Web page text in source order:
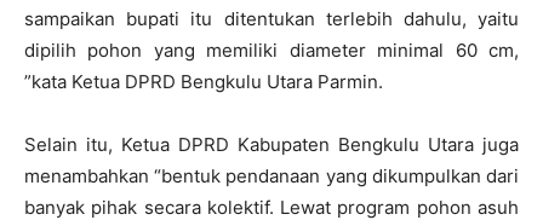
sampaikan bupati itu ditentukan terlebih dahulu, yaitu
dipilih pohon yang memiliki diameter minimal 60 cm,
”kata Ketua DPRD Bengkulu Utara Parmin.
Selain itu, Ketua DPRD Kabupaten Bengkulu Utara juga
menambahkan “bentuk pendanaan yang dikumpulkan dari
banyak pihak secara kolektif. Lewat program pohon asuh